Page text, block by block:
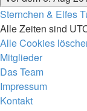
Sternchen & Elfes
Alle Zeiten sind
Alle Cookies
Mitglieder
Das Team
Impressum
Kontakt